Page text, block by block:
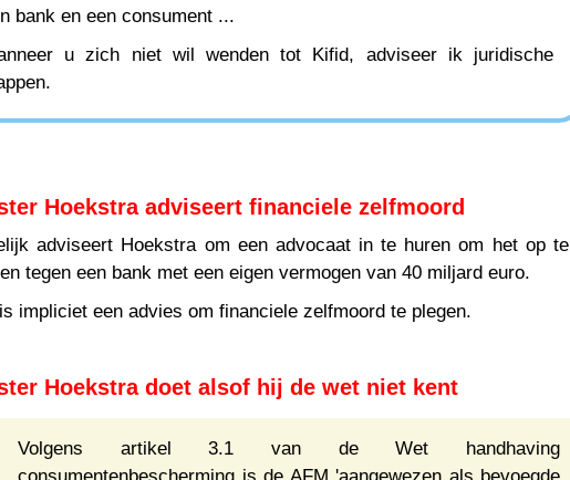
bank en een consument ...
u zich niet wil wenden tot Kifid, adviseer ik juridische
Hoekstra adviseert financiele zelfmoord
adviseert Hoekstra om een advocaat in te huren om het op te
tegen een bank met een eigen vermogen van 40 miljard euro.
impliciet een advies om financiele zelfmoord te plegen.
Hoekstra doet alsof hij de wet niet kent
Volgens artikel 3.1 van de Wet handhaving
consumentenbescherming is de AFM 'aangewezen als bevoegde